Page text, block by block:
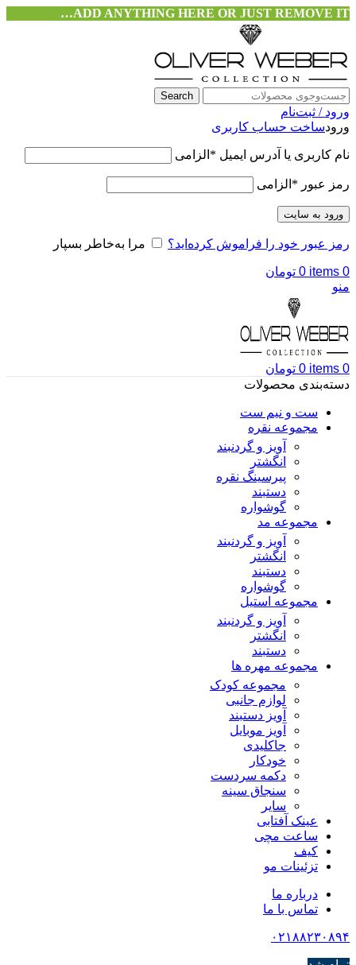
ADD ANYTHING HERE OR JUST REMOVE IT…
Search
ورود / ثبت‌نام
ورودساخت حساب کاربری
نام کاربری یا آدرس ایمیل * الزامی
رمز عبور * الزامی
ورود به سایت
رمز عبور خود را فراموش کرده‌اید؟ مرا به‌خاطر بسپار
0
items
0 تومان
منو
0
items
0 تومان
دسته‌بندی محصولات
ست و نیم ست
مجموعه نقره
آویز و گردنبند
انگشتر
پیرسینگ نقره
دستبند
گوشواره
مجموعه مد
آویز و گردنبند
انگشتر
دستبند
گوشواره
مجموعه استیل
آویز و گردنبند
انگشتر
دستبند
مجموعه مهره ها
مجموعه کودک
لوازم جانبی
آویز دستبند
آویز موبایل
جاکلیدی
خودکار
دکمه سردست
سنجاق سینه
سایر
عینک آفتابی
ساعت مچی
کیف
تزئینات مو
درباره ما
تماس با ما
۰۲۱۸۸۲۳۰۸۹۴